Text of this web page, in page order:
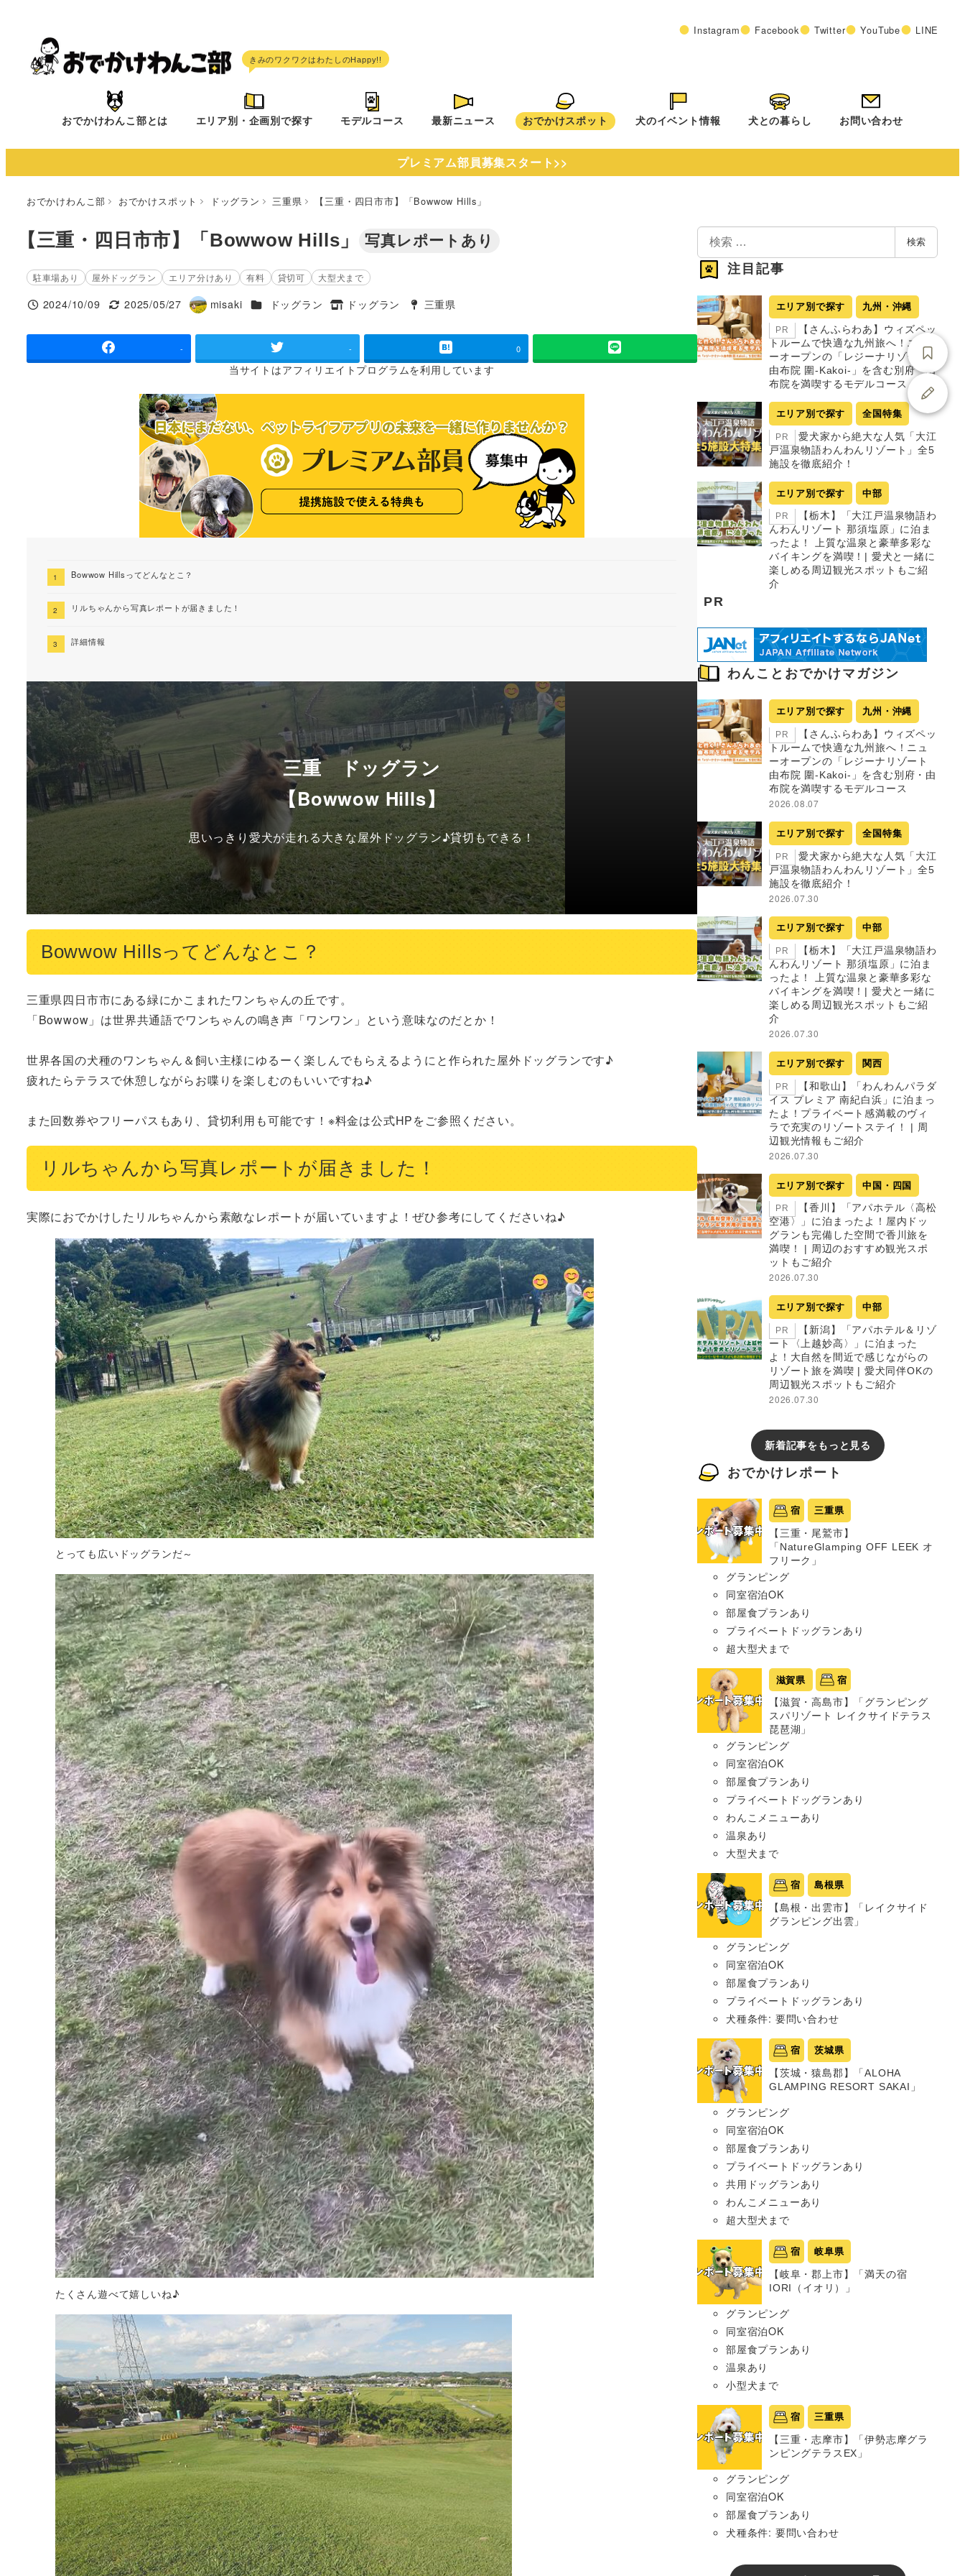
へ
Instagram Facebook Twitter YouTube LINE
おでかけわんこ部とは エリア別・企画別で探す モデルコース 最新ニュース おでかけスポット 犬のイベント情報 犬との暮らし お問い合わせ
プレミアム部員募集スタート>>
おでかけわんこ部 おでかけスポット ドッグラン 三重県 【三重・四日市市】「Bowwow Hills」
【三重・四日市市】「Bowwow Hills」 写真レポートあり
駐車場あり 屋外ドッグラン エリア分けあり 有料 貸切可 大型犬まで
投稿日
2024/10/09
更新日
2025/05/27
著
misaki 施設ジャンル
ドッグラン
タグ
ドッグラン
タグ
三重県
- - 0
当サイトはアフィリエイトプログラムを利用しています
Bowwow Hillsってどんなとこ？
リルちゃんから写真レポートが届きました！
詳細情報
三重 ドッグラン
【Bowwow Hills】
思いっきり愛犬が走れる大きな屋外ドッグラン♪貸切もできる！
Bowwow Hillsってどんなとこ？
三重県四日市市にある緑にかこまれたワンちゃんの丘です。
「Bowwow」は世界共通語でワンちゃんの鳴き声「ワンワン」という意味なのだとか！
世界各国の犬種のワンちゃん＆飼い主様にゆるーく楽しんでもらえるようにと作られた屋外ドッグランです♪
疲れたらテラスで休憩しながらお喋りを楽しむのもいいですね♪
また回数券やフリーパスもあり、貸切利用も可能です！※料金は公式HPをご参照ください。
リルちゃんから写真レポートが届きました！
実際におでかけしたリルちゃんから素敵なレポートが届いていますよ！ぜひ参考にしてくださいね♪
とっても広いドッグランだ～
たくさん遊べて嬉しいね♪
検
索
検索
注目記事
エリア別で探す 九州・沖縄
PR
【さんふらわあ】ウィズペッ
トルームで快適な九州旅へ！ニュ
ーオープンの「レジーナリゾート
由布院 圍-Kakoi-」を含む別府・由
布院を満喫するモデルコース
エリア別で探す 全国特集
PR
愛犬家から絶大な人気「大江
戸温泉物語わんわんリゾート」全5
施設を徹底紹介！
エリア別で探す 中部
PR
【栃木】「大江戸温泉物語わ
んわんリゾート 那須塩原」に泊ま
ったよ！ 上質な温泉と豪華多彩な
バイキングを満喫！| 愛犬と一緒に
楽しめる周辺観光スポットもご紹
介
PR
わんことおでかけマガジン
エリア別で探す 九州・沖縄
PR
【さんふらわあ】ウィズペッ
トルームで快適な九州旅へ！ニュ
ーオープンの「レジーナリゾート
由布院 圍-Kakoi-」を含む別府・由
布院を満喫するモデルコース
2026.08.07
エリア別で探す 全国特集
PR
愛犬家から絶大な人気「大江
戸温泉物語わんわんリゾート」全5
施設を徹底紹介！
2026.07.30
エリア別で探す 中部
PR
【栃木】「大江戸温泉物語わ
んわんリゾート 那須塩原」に泊ま
ったよ！ 上質な温泉と豪華多彩な
バイキングを満喫！| 愛犬と一緒に
楽しめる周辺観光スポットもご紹
介
2026.07.30
エリア別で探す 関西
PR
【和歌山】「わんわんパラダ
イス プレミア 南紀白浜」に泊まっ
たよ！プライベート感満載のヴィ
ラで充実のリゾートステイ！ | 周
辺観光情報もご紹介
2026.07.30
エリア別で探す 中国・四国
PR
【香川】「アパホテル〈高松
空港〉」に泊まったよ！屋内ドッ
グランも完備した空間で香川旅を
満喫！ | 周辺のおすすめ観光スポ
ットもご紹介
2026.07.30
エリア別で探す 中部
PR
【新潟】「アパホテル＆リゾ
ート〈上越妙高〉」に泊まった
よ！大自然を間近で感じながらの
リゾート旅を満喫 | 愛犬同伴OKの
周辺観光スポットもご紹介
2026.07.30
新着記事をもっと見る
おでかけレポート
宿 三重県
【三重・尾鷲市】
「NatureGlamping OFF LEEK オ
フリーク」
グランピング
同室宿泊OK
部屋食プランあり
プライベートドッグランあり
超大型犬まで
滋賀県 宿
【滋賀・高島市】「グランピング
スパリゾート レイクサイドテラス
琵琶湖」
グランピング
同室宿泊OK
部屋食プランあり
プライベートドッグランあり
わんこメニューあり
温泉あり
大型犬まで
宿 島根県
【島根・出雲市】「レイクサイド
グランピング出雲」
グランピング
同室宿泊OK
部屋食プランあり
プライベートドッグランあり
犬種条件: 要問い合わせ
宿 茨城県
【茨城・猿島郡】「ALOHA
GLAMPING RESORT SAKAI」
グランピング
同室宿泊OK
部屋食プランあり
プライベートドッグランあり
共用ドッグランあり
わんこメニューあり
超大型犬まで
宿 岐阜県
【岐阜・郡上市】「満天の宿
IORI（イオリ）」
グランピング
同室宿泊OK
部屋食プランあり
温泉あり
小型犬まで
宿 三重県
【三重・志摩市】「伊勢志摩グラ
ンピングテラスEX」
グランピング
同室宿泊OK
部屋食プランあり
犬種条件: 要問い合わせ